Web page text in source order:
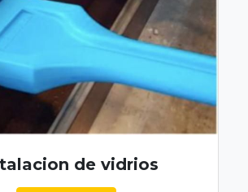
de vidrios